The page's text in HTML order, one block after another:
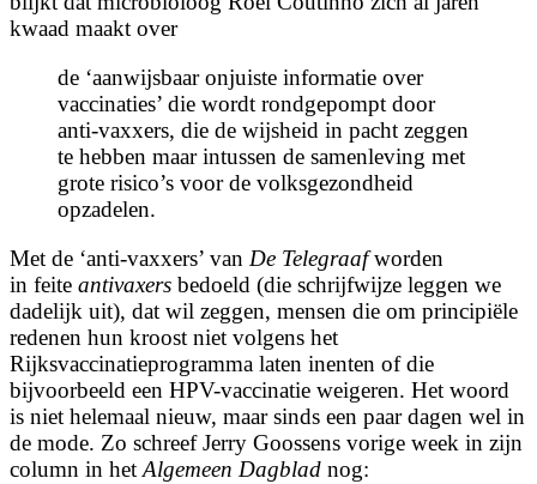
kwaad maakt over
de ‘aanwijsbaar onjuiste informatie over
vaccinaties’ die wordt rondgepompt door
anti-vaxxers, die de wijsheid in pacht zeggen
te hebben maar intussen de samenleving met
grote risico’s voor de volksgezondheid
opzadelen.
Met de ‘anti-vaxxers’ van De Telegraafworden
in feite antivaxers bedoeld (die schrijfwijze leggen we
dadelijk uit), dat wil zeggen, mensen die om principiële
redenen hun kroost niet volgens het
Rijksvaccinatieprogramma laten inenten of die
bijvoorbeeld een HPV-vaccinatie weigeren. Het woord
is niet helemaal nieuw, maar sinds een paar dagen wel in
de mode. Zo schreef Jerry Goossens vorige week in zijn
column in het Algemeen Dagblad nog: